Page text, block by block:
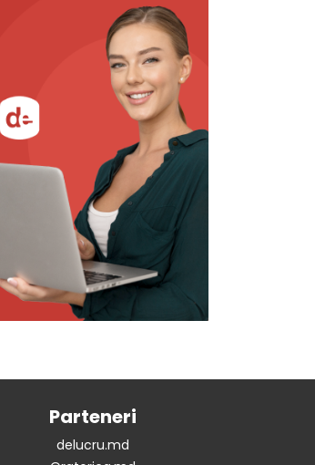
Parteneri
delucru.md